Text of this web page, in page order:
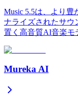
Music 5.5は、より
ナライズされたサウ
置く高音質AI音楽モ
Mureka AI